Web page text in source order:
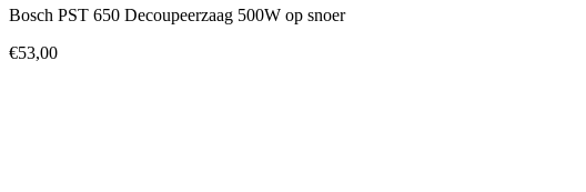
Bosch PST 650 Decoupeerzaag 500W op snoer
€53,00